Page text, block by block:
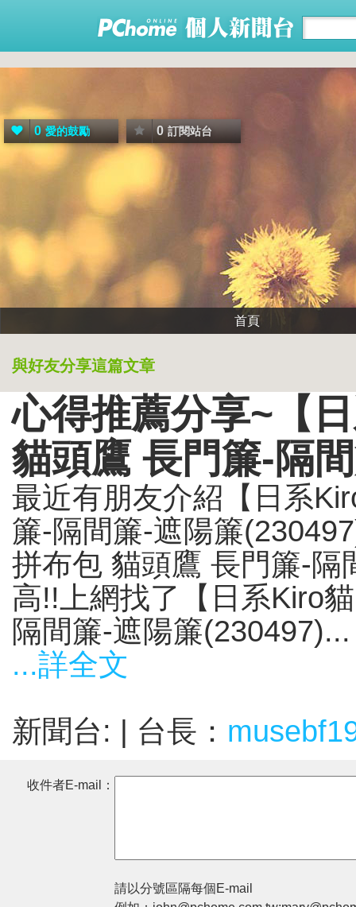
0 愛的鼓勵 0 訂閱站台
首頁
與好友分享這篇文章
心得推薦分享~【
貓頭鷹 長門簾-隔
最近有朋友介紹【日系
簾-隔間簾-遮陽簾
拼布包 貓頭鷹 長門簾-隔
高!!上網找了【日系Kiro
隔間簾-遮陽簾(230497)...
...詳全文
新聞台: | 台長：
收件者E-mail：
請以分號區隔每個E-mail